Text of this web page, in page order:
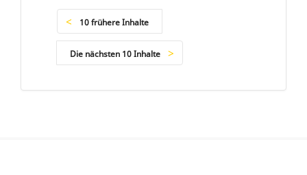
10 frühere Inhalte
Die nächsten 10 Inhalte